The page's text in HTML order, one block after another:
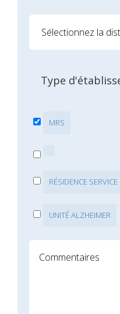
Type
MRS
RÉSIDENCE SERVICE
UNITÉ ALZHEIMER